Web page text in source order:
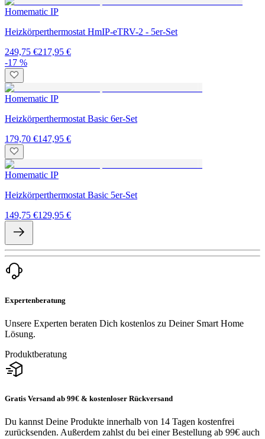
Homematic IP
Heizkörperthermostat HmIP-eTRV-2 - 5er-Set
249,75 €217,95 €
-17 %
Homematic IP
Heizkörperthermostat Basic 6er-Set
179,70 €147,95 €
Homematic IP
Heizkörperthermostat Basic 5er-Set
149,75 €129,95 €
Expertenberatung
Unsere Experten beraten Dich kostenlos zu Deiner Smart Home
Lösung.
Produktberatung
Gratis Versand ab 99€ & kostenloser Rückversand
Du kannst Deine Produkte innerhalb von 14 Tagen kostenfrei
zurücksenden. Außerdem zahlst du bei einer Bestellung ab 99€ auch